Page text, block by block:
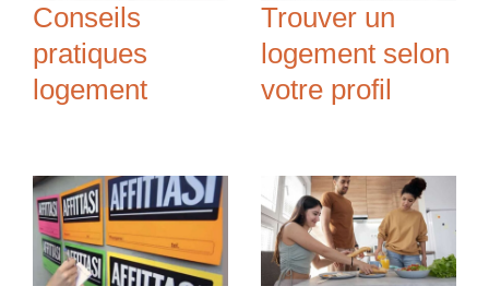
Conseils
pratiques
logement
Trouver un
logement selon
votre profil